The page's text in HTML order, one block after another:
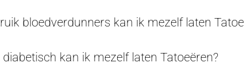
bloedverdunners kan ik mezelf laten
diabetisch kan ik mezelf laten Tatoeëren?